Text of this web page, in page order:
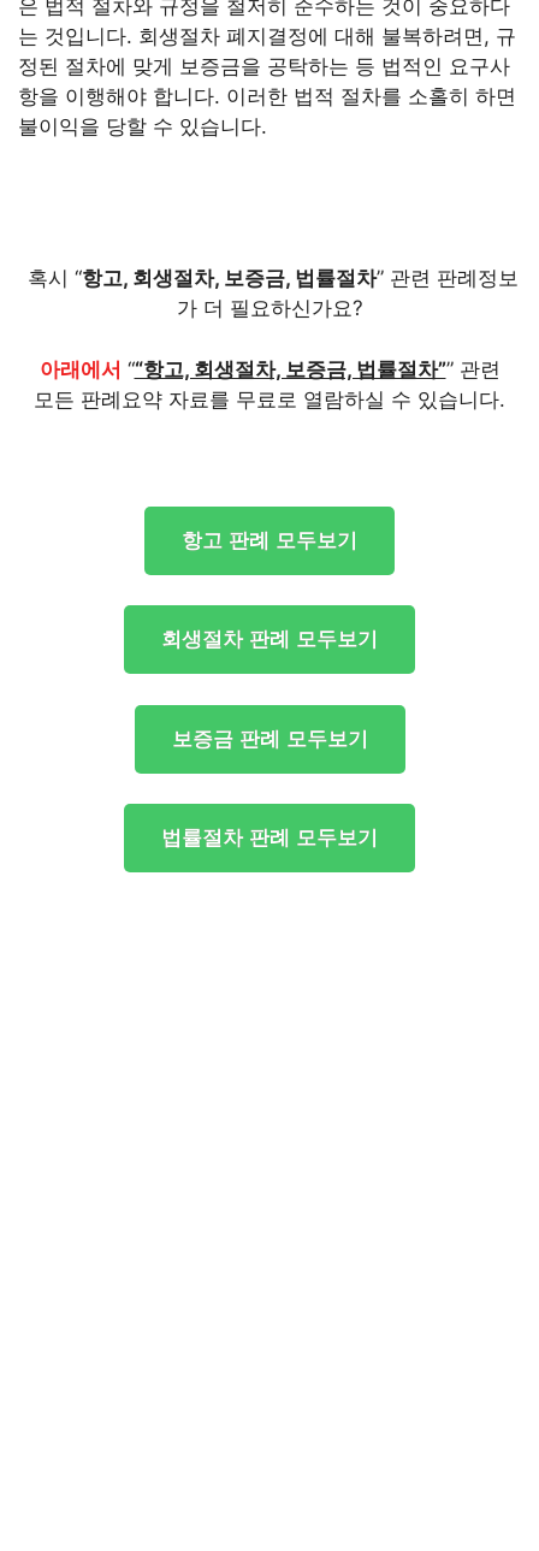
은 법적 절차와 규정을 철저히 준수하는 것이 중요하다
는 것입니다. 회생절차 폐지결정에 대해 불복하려면, 규
정된 절차에 맞게 보증금을 공탁하는 등 법적인 요구사
항을 이행해야 합니다. 이러한 법적 절차를 소홀히 하면
불이익을 당할 수 있습니다.
혹시 “항고, 회생절차, 보증금, 법률절차” 관련 판례정보
가 더 필요하신가요?
아래에서 ““항고, 회생절차, 보증금, 법률절차”” 관련
모든 판례요약 자료를 무료로 열람하실 수 있습니다.
항고 판례 모두보기
회생절차 판례 모두보기
보증금 판례 모두보기
법률절차 판례 모두보기